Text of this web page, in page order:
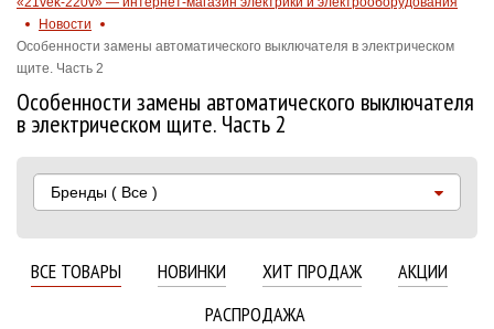
Новости
Особенности замены автоматического выключателя в электрическом
щите. Часть 2
Особенности замены автоматического выключателя
в электрическом щите. Часть 2
Бренды ( Все )
ВСЕ ТОВАРЫ НОВИНКИ ХИТ ПРОДАЖ
АКЦИИ
РАСПРОДАЖА